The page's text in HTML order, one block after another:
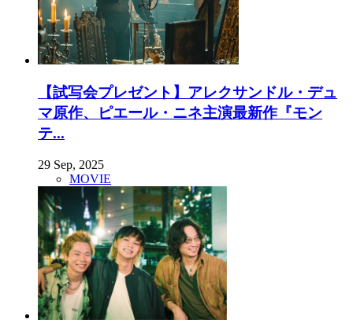
【試写会プレゼント】アレクサンドル・デュ
マ原作、ピエール・ニネ主演最新作『モン
テ...
29 Sep, 2025
MOVIE